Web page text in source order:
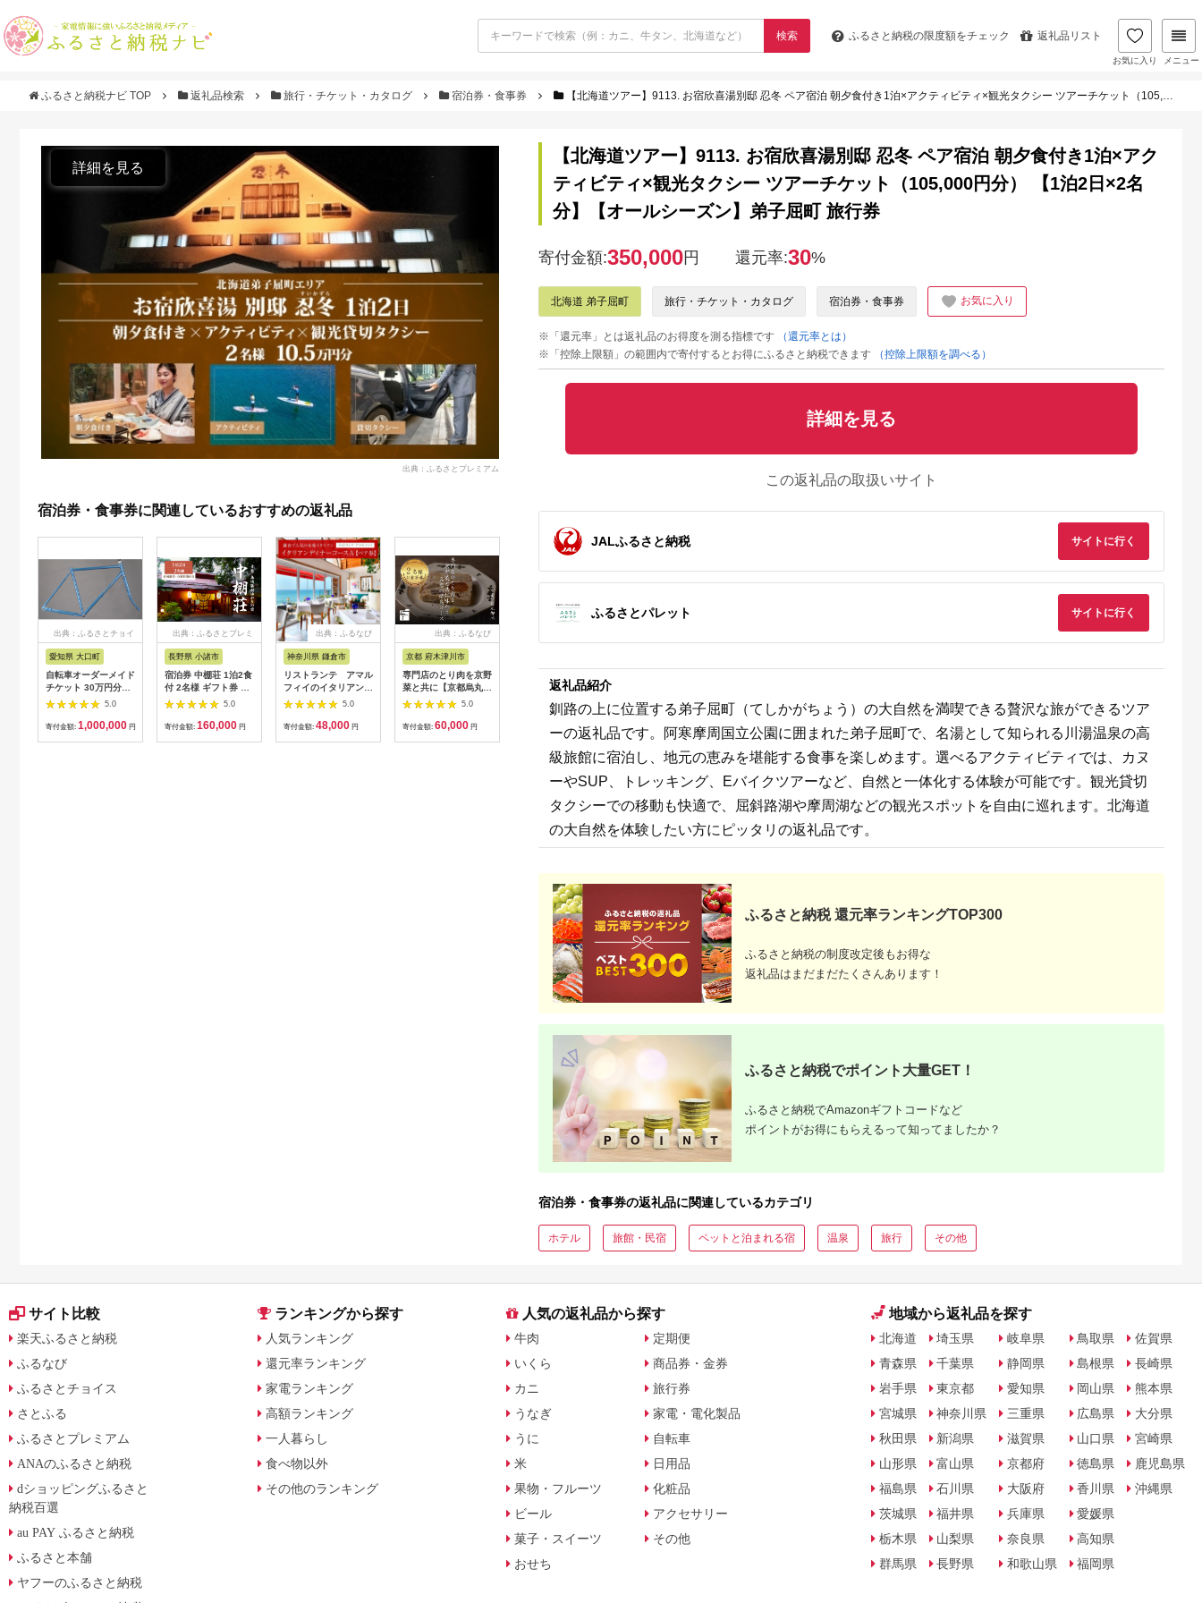
検索 ふるさと納税の限度額をチェック 返礼品リスト
お気に入り メニュー
ふるさと納税ナビ TOP 返礼品検索 旅行・チケット・カタログ 宿泊券・食事券 【北海道ツアー】9113. お宿欣喜湯別邸 忍冬 ペア宿泊 朝夕食付き1泊×アクティビティ×観光タクシー ツアーチケット（105,000円分） 【1泊2日×2名分】【オールシーズン】弟子屈町 旅行券
詳細を見る
出典：ふるさとプレミアム
宿泊券・食事券に関連しているおすすめの返礼品
出典：ふるさとチョイ
愛知県 大口町
自転車オーダーメイド
チケット 30万円分
【1360365】
5.0
寄付金額: 1,000,000 円
出典：ふるさとプレミ
長野県 小諸市
宿泊券 中棚荘 1泊2食
付 2名様 ギフト券 チ
ケット 券 宿泊 旅行
5.0
寄付金額: 160,000 円
出典：ふるなび
神奈川県 鎌倉市
リストランテ アマル
フィイのイタリアンデ
ィナーコースA ペア
5.0
寄付金額: 48,000 円
出典：ふるなび
京都 府木津川市
専門店のとり肉を京野
菜と共に【京都烏丸御
池】で味わう2名様焼
鳥コースお食事券
064-15
5.0
寄付金額: 60,000 円
税宿泊ギフト券
（15,000円）【星野
リゾート】
5.0
50,000円
5.0
寄付金額:14,000 円
C701_(都城市) ゴルフ
ゴルフクラブ ダンロ
ップ ゼクシオ スリク
ソン クリーブランド
チケット 購入補助券
アイアン ドライバー
フェアウェイウッド
ハイブリッド ウエッ
ジ 最新モデル
5.0
寄付金額: 1,000,000
用可能な長野原町ふる
さと感謝券（3,000円
分）
5.0
寄付金額: 10,000円
出典：ふるさとプレミ
ン] 旅行券 チケット
5.0
寄付金額: 51,000 円
出典：ふるさとチョ
（プールorトレーニ
寄付金額:14,000
【北海道ツアー】9113. お宿欣喜湯別邸 忍冬 ペア宿泊 朝夕食付き1泊×アク
ティビティ×観光タクシー ツアーチケット（105,000円分） 【1泊2日×2名
分】【オールシーズン】弟子屈町 旅行券
寄付金額:350,000円 還元率:30%
北海道 弟子屈町 旅行・チケット・カタログ 宿泊券・食事券 お気に入り
※「還元率」とは返礼品のお得度を測る指標です
（還元率とは）
※「控除上限額」の範囲内で寄付するとお得にふるさと納税できます
（控除上限額を調べる）
詳細を見る
この返礼品の取扱いサイト
JALふるさと納税 サイトに行く
ふるさとパレット サイトに行く
返礼品紹介
釧路の上に位置する弟子屈町（てしかがちょう）の大自然を満喫できる贅沢な旅ができるツア
ーの返礼品です。阿寒摩周国立公園に囲まれた弟子屈町で、名湯として知られる川湯温泉の高
級旅館に宿泊し、地元の恵みを堪能する食事を楽しめます。選べるアクティビティでは、カヌ
ーやSUP、トレッキング、Eバイクツアーなど、自然と一体化する体験が可能です。観光貸切
タクシーでの移動も快適で、屈斜路湖や摩周湖などの観光スポットを自由に巡れます。北海道
の大自然を体験したい方にピッタリの返礼品です。
ふるさと納税 還元率ランキングTOP300
ふるさと納税の制度改定後もお得な
返礼品はまだまだたくさんあります！
ふるさと納税でポイント大量GET！
ふるさと納税でAmazonギフトコードなど
ポイントがお得にもらえるって知ってましたか？
宿泊券・食事券の返礼品に関連しているカテゴリ
ホテル 旅館・民宿 ペットと泊まれる宿 温泉 旅行 その他
サイト比較
楽天ふるさと納税
ふるなび
ふるさとチョイス
さとふる
ふるさとプレミアム
ANAのふるさと納税
dショッピングふるさと
納税百選
au PAY ふるさと納税
ふるさと本舗
ヤフーのふるさと納税
ランキングから探す
人気ランキング
還元率ランキング
家電ランキング
高額ランキング
一人暮らし
食べ物以外
その他のランキング
人気の返礼品から探す
牛肉
いくら
カニ
うなぎ
うに
米
果物・フルーツ
ビール
菓子・スイーツ
おせち
定期便
商品券・金券
旅行券
家電・電化製品
自転車
日用品
化粧品
アクセサリー
その他
地域から返礼品を探す
北海道
青森県
岩手県
宮城県
秋田県
山形県
福島県
茨城県
栃木県
群馬県
埼玉県
千葉県
東京都
神奈川県
新潟県
富山県
石川県
福井県
山梨県
長野県
岐阜県
静岡県
愛知県
三重県
滋賀県
京都府
大阪府
兵庫県
奈良県
和歌山県
鳥取県
島根県
岡山県
広島県
山口県
徳島県
香川県
愛媛県
高知県
福岡県
佐賀県
長崎県
熊本県
大分県
宮崎県
鹿児島県
沖縄県